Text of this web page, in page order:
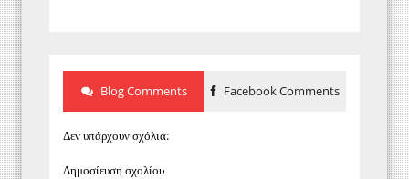
Blog Comments Facebook Comments
Δεν υπάρχουν σχόλια:
Δημοσίευση σχολίου